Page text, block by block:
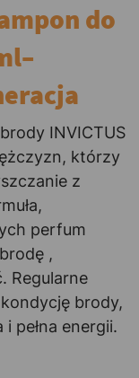
do
INVICTUS
którzy
z
perfum
,
Regularne
brody,
pełna energii.